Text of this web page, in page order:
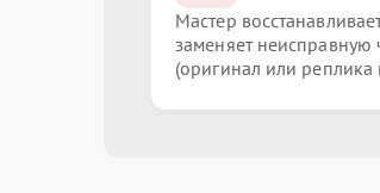
Мастер
заменяет неисправную
(оригинал или